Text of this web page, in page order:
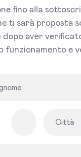
fino alla
ti sarà proposta
dopo aver
funzionamento e